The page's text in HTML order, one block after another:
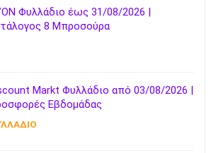
Φυλλάδιο έως 31/08/2026 |
8 Μπροσούρα
Markt Φυλλάδιο από 03/08/2026 |
Εβδομάδας